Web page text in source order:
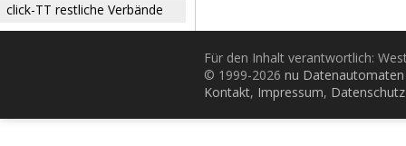
click-TT restliche Verbände
Für den Inhalt verantwortlich:
© 1999-2026 nu
Kontakt, Impressum, Datenschutz